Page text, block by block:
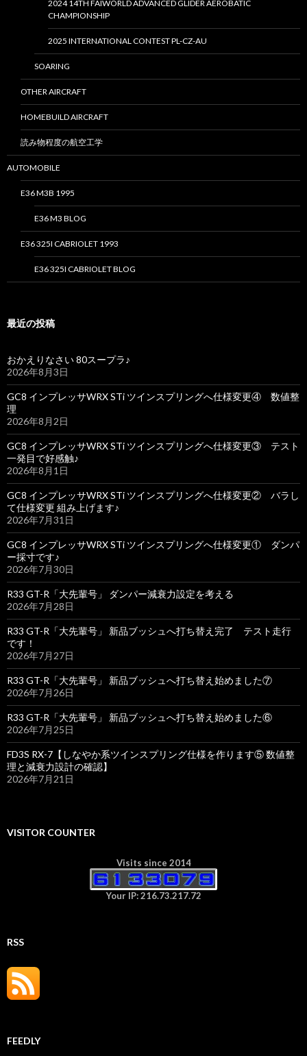
2024 14TH FAIWORLD ADVANCED GLIDER AEROBATIC
CHAMPIONSHIP
2025 INTERNATIONAL CONTEST PL-CZ-AU
SOARING
OTHER AIRCRAFT
HOMEBUILD AIRCRAFT
読み物程度の航空工学
AUTOMOBILE
E36 M3B 1995
E36 M3 BLOG
E36 325I CABRIOLET 1993
E36 325I CABRIOLET BLOG
最近の投稿
おかえりなさい 80スープラ♪
2026年8月3日
GC8 インプレッサWRX STi ツインスプリングへ仕様変更④ 数値整
理
2026年8月2日
GC8 インプレッサWRX STi ツインスプリングへ仕様変更③ テスト
一発目で好感触♪
2026年8月1日
GC8 インプレッサWRX STi ツインスプリングへ仕様変更② バラし
て仕様変更 組み上げます♪
2026年7月31日
GC8 インプレッサWRX STi ツインスプリングへ仕様変更① ダンパ
ー採寸です♪
2026年7月30日
R33 GT-R「大先輩号」 ダンパー減衰力設定を考える
2026年7月28日
R33 GT-R「大先輩号」 新品ブッシュへ打ち替え完了 テスト走行
です！
2026年7月27日
R33 GT-R「大先輩号」 新品ブッシュへ打ち替え始めました⑦
2026年7月26日
R33 GT-R「大先輩号」 新品ブッシュへ打ち替え始めました⑥
2026年7月25日
FD3S RX-7【しなやか系ツインスプリング仕様を作ります⑤ 数値整
理と減衰力設計の確認】
2026年7月21日
VISITOR COUNTER
Visits since 2014
Your IP: 216.73.217.72
RSS
FEEDLY